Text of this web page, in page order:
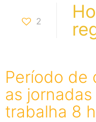
2
Período de
as
trabalha 8